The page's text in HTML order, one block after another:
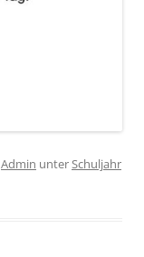
Admin unterSchuljahr